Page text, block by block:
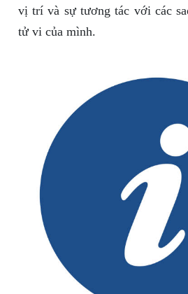
vị trí và sự tương tác với các
tử vi của mình.